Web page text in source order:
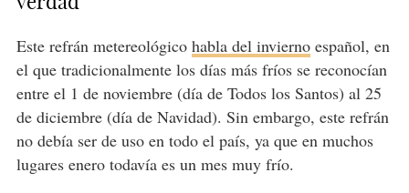
Este refrán metereológico habla del inviernoespañol, en
el que tradicionalmente los días más fríos se reconocían
entre el 1 de noviembre (día de Todos los Santos) al 25
de diciembre (día de Navidad). Sin embargo, este refrán
no debía ser de uso en todo el país, ya que en muchos
lugares enero todavía es un mes muy frío.